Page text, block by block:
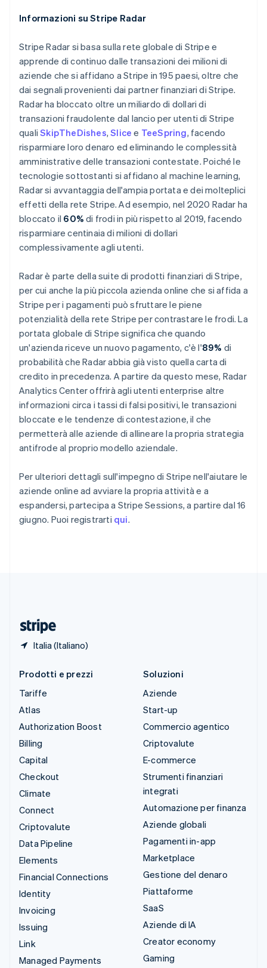
Informazioni su Stripe Radar
Stripe Radar si basa sulla rete globale di Stripe e
apprende di continuo dalle transazioni dei milioni di
aziende che si affidano a Stripe in 195 paesi, oltre che
dai segnali provenienti dai partner finanziari di Stripe.
Radar ha bloccato oltre un miliardo di dollari di
transazioni fraudolente dal lancio per utenti di Stripe
qualiSkipTheDishes,Slice e TeeSpring, facendo
risparmiare loro denaro ed eliminando le complessità
amministrative delle transazioni contestate. Poiché le
tecnologie sottostanti si affidano al machine learning,
Radar si avvantaggia dell'ampia portata e dei molteplici
effetti della rete Stripe. Ad esempio, nel 2020 Radar ha
bloccato il 60% di frodi in più rispetto al 2019, facendo
risparmiare centinaia di milioni di dollari
complessivamente agli utenti.
Radar è parte della suite di prodotti finanziari di Stripe,
per cui anche la più piccola azienda online che si affida a
Stripe per i pagamenti può sfruttare le piene
potenzialità della rete Stripe per contrastare le frodi. La
portata globale di Stripe significa che quando
un'azienda riceve un nuovo pagamento, c'è l'89% di
probabilità che Radar abbia già visto quella carta di
credito in precedenza. A partire da questo mese, Radar
Analytics Center offrirà agli utenti enterprise altre
informazioni circa i tassi di falsi positivi, le transazioni
bloccate e le tendenze di contestazione, il che
permetterà alle aziende di allineare la propria strategia
antifrode al proprio modello aziendale.
Per ulteriori dettagli sull'impegno di Stripe nell'aiutare le
aziende online ad avviare la propria attività e a
espandersi, partecipa a Stripe Sessions, a partire dal 16
giugno. Puoi registrarti qui.
Italia (Italiano)
Lettonia
Liechtenstein
DeutschEnglish
Lituania
English
Lussemburgo
Français Deutsch English
Malaysia
English 简体中文
Malta
English
Messico
Español English
Norvegia
English
Nuova Zelanda
English
Paesi Bassi
Nederlands English
English
Portogallo
Português English
RAS di Hong Kong, Cina
English 简体中文
Regno Unito
English
Repubblica Ceca
English
Romania
English
Singapore
English简体中文
Slovacchia
English
EnglishItaliano
Spagna
Español English
Stati Uniti
EnglishEspañol简体中文
Prodotti e prezzi
Tariffe
Atlas
Authorization Boost
Billing
Capital
Checkout
Climate
Connect
Criptovalute
Data Pipeline
Elements
Financial Connections
Identity
Invoicing
Issuing
Link
Managed Payments
Soluzioni
Aziende
Start-up
Commercio agentico
Criptovalute
E-commerce
Strumenti finanziari
integrati
Automazione per finanza
Aziende globali
Pagamenti in-app
Marketplace
Gestione del denaro
Piattaforme
SaaS
Aziende di IA
Creator economy
Gaming